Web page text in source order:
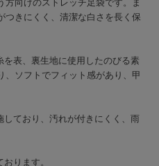
方向けのストレッチ足袋です。ま
つきにくく、清潔な白さを長く保
表、裏生地に使用したのびる素
、ソフトでフィット感があり、甲
ており、汚れが付きにくく、雨
ります。